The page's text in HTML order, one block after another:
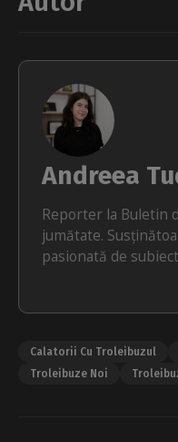
Andreea
Reporter la Buletin
jumătate.
pasionată de
Calatorii Cu Troleibuzul
Troleibuze Noi